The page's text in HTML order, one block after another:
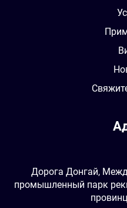
Дорога Донгай,
промышленный парк